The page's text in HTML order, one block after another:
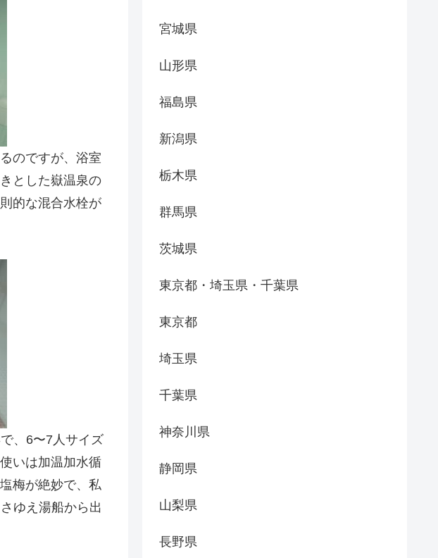
のですが、浴室
とした嶽温泉の
的な混合水栓が
、6〜7人サイズ
いは加温加水循
梅が絶妙で、私
ゆえ湯船から出
宮城県
山形県
福島県
新潟県
栃木県
群馬県
茨城県
東京都・埼玉県・千葉県
東京都
埼玉県
千葉県
神奈川県
静岡県
山梨県
長野県